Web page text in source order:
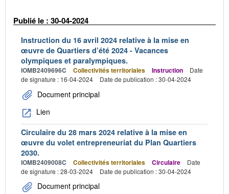
Publié le : 30-04-2024
Instruction du 16 avril 2024 relative à la mise en
œuvre de Quartiers d’été 2024 - Vacances
olympiques et paralympiques.
IOMB2409696C Collectivités territoriales Instruction
Date
de signature : 16-04-2024
Date de publication : 30-04-2024
Document principal
Lien
Circulaire du 28 mars 2024 relative à la mise en
œuvre du volet entrepreneuriat du Plan Quartiers
2030.
IOMB2409008C Collectivités territoriales Circulaire
Date
de signature : 28-03-2024
Date de publication : 30-04-2024
Document principal